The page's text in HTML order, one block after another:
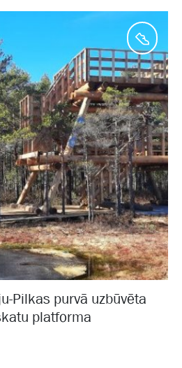
Pilkas purvā uzbūvēta
platforma